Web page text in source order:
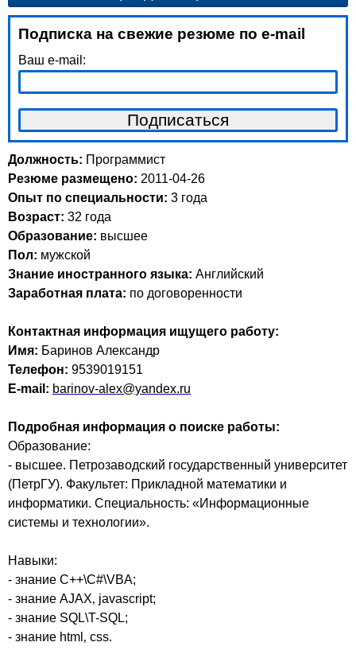
Подписка на свежие резюме по e-mail
Ваш e-mail:
Должность: Программист
Резюме размещено: 2011-04-26
Опыт по специальности: 3 года
Возраст: 32 годa
Образование: высшее
Пол: мужской
Знание иностранного языка: Английский
Заработная плата: по договоренности
Контактная информация ищущего работу:
Имя: Баринов Александр
Телефон: 9539019151
E-mail: barinov-alex@yandex.ru
Подробная информация о поиске работы:
Образование:
- высшее. Петрозаводский государственный университет
(ПетрГУ). Факультет: Прикладной математики и
информатики. Специальность: «Информационные
системы и технологии».
Навыки:
- знание C++\C#\VBA;
- знание AJAX‚ javascript;
- знание SQL\T-SQL;
- знание html‚ css.